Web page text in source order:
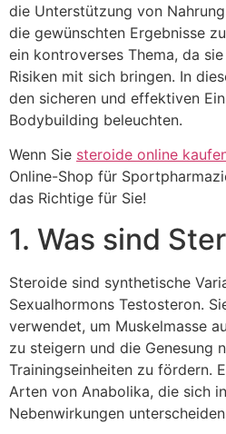
die Unterstützung von
die gewünschten Ergebnisse
ein kontroverses Thema, da
Risiken mit sich bringen. In
den sicheren und effektiven
Bodybuilding beleuchten.
Wenn Sie steroide online
Online-Shop für
das Richtige für Sie!
1. Was sind
Steroide sind synthetische
Sexualhormons Testosteron.
verwendet, um Muskelmasse
zu steigern und die Genesung
Trainingseinheiten zu fördern.
Arten von Anabolika, die sich
Nebenwirkungen